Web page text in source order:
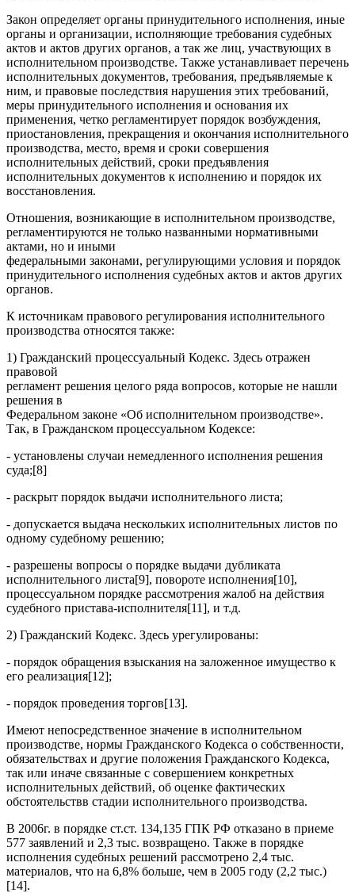
Закон определяет органы принудительного исполнения, иные
органы и организации, исполняющие требования судебных
актов и актов других органов, а так же лиц, участвующих в
исполнительном производстве. Также устанавливает перечень
исполнительных документов, требования, предъявляемые к
ним, и правовые последствия нарушения этих требований,
меры принудительного исполнения и основания их
применения, четко регламентирует порядок возбуждения,
приостановления, прекращения и окончания исполнительного
производства, место, время и сроки совершения
исполнительных действий, сроки предъявления
исполнительных документов к исполнению и порядок их
восстановления.
Отношения, возникающие в исполнительном производстве,
регламентируются не только названными нормативными
актами, но и иными
федеральными законами, регулирующими условия и порядок
принудительного исполнения судебных актов и актов других
органов.
К источникам правового регулирования исполнительного
производства относятся также:
1) Гражданский процессуальный Кодекс. Здесь отражен
правовой
регламент решения целого ряда вопросов, которые не нашли
решения в
Федеральном законе «Об исполнительном производстве».
Так, в Гражданском процессуальном Кодексе:
- установлены случаи немедленного исполнения решения
суда;[8]
- раскрыт порядок выдачи исполнительного листа;
- допускается выдача нескольких исполнительных листов по
одному судебному решению;
- разрешены вопросы о порядке выдачи дубликата
исполнительного листа[9], повороте исполнения[10],
процессуальном порядке рассмотрения жалоб на действия
судебного пристава-исполнителя[11], и т.д.
2) Гражданский Кодекс. Здесь урегулированы:
- порядок обращения взыскания на заложенное имущество к
его реализация[12];
- порядок проведения торгов[13].
Имеют непосредственное значение в исполнительном
производстве, нормы Гражданского Кодекса о собственности,
обязательствах и другие положения Гражданского Кодекса,
так или иначе связанные с совершением конкретных
исполнительных действий, об оценке фактических
обстоятельствв стадии исполнительного производства.
В 2006г. в порядке ст.ст. 134,135 ГПК РФ отказано в приеме
577 заявлений и 2,3 тыс. возвращено. Также в порядке
исполнения судебных решений рассмотрено 2,4 тыс.
материалов, что на 6,8% больше, чем в 2005 году (2,2 тыс.)
[14].